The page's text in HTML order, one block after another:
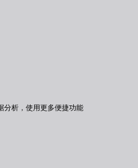
分析，使用更多便捷功能